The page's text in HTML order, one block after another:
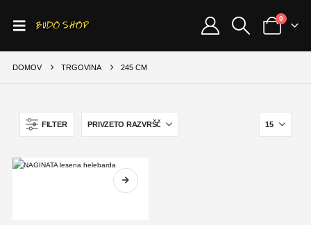
0
DOMOV TRGOVINA 245 CM
FILTER